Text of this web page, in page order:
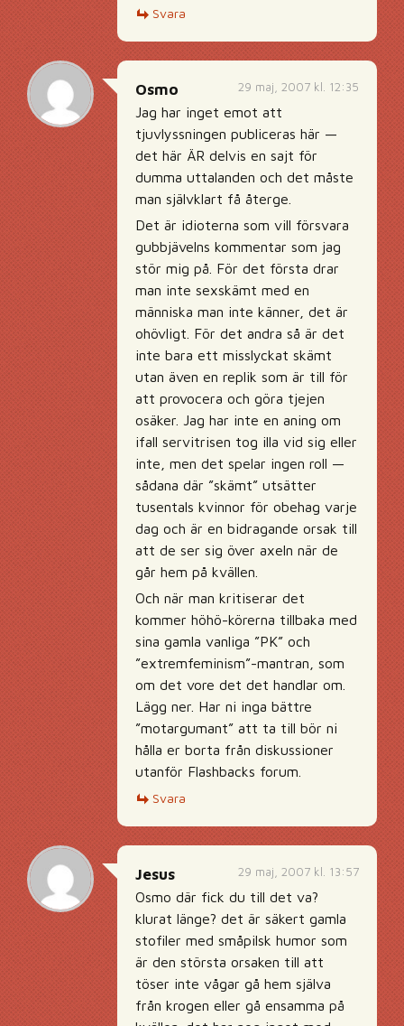
Svara
29 maj, 2007 kl. 12:35
Osmo
Jag har inget emot att
tjuvlyssningen publiceras här —
det här ÄR delvis en sajt för
dumma uttalanden och det måste
man självklart få återge.
Det är idioterna som vill försvara
gubbjävelns kommentar som jag
stör mig på. För det första drar
man inte sexskämt med en
människa man inte känner, det är
ohövligt. För det andra så är det
inte bara ett misslyckat skämt
utan även en replik som är till för
att provocera och göra tjejen
osäker. Jag har inte en aning om
ifall servitrisen tog illa vid sig eller
inte, men det spelar ingen roll —
sådana där ”skämt” utsätter
tusentals kvinnor för obehag varje
dag och är en bidragande orsak till
att de ser sig över axeln när de
går hem på kvällen.
Och när man kritiserar det
kommer höhö-körerna tillbaka med
sina gamla vanliga ”PK” och
”extremfeminism”-mantran, som
om det vore det det handlar om.
Lägg ner. Har ni inga bättre
”motargumant” att ta till bör ni
hålla er borta från diskussioner
utanför Flashbacks forum.
Svara
29 maj, 2007 kl. 13:57
Jesus
Osmo där fick du till det va?
klurat länge? det är säkert gamla
stofiler med småpilsk humor som
är den största orsaken till att
töser inte vågar gå hem själva
från krogen eller gå ensamma på